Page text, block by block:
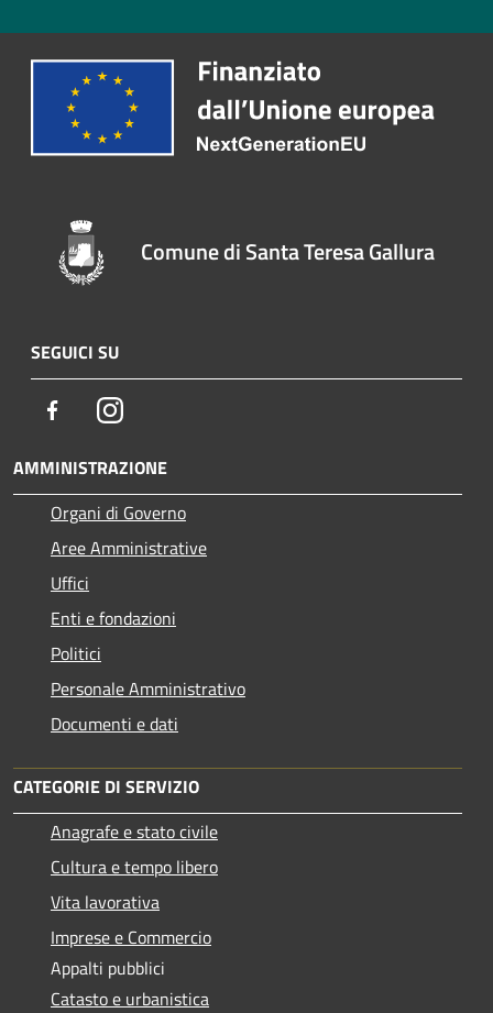
Comune di Santa Teresa Gallura
SEGUICI SU
FacebookInstagram
AMMINISTRAZIONE
Organi di Governo
Aree Amministrative
Uffici
Enti e fondazioni
Politici
Personale Amministrativo
Documenti e dati
CATEGORIE DI SERVIZIO
Anagrafe e stato civile
Cultura e tempo libero
Vita lavorativa
Imprese e Commercio
Appalti pubblici
Catasto e urbanistica